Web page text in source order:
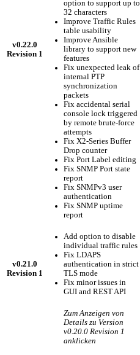
v0.22.0
Revision 1
option to support up to
32 characters
Improve Traffic Rules
table usability
Improve Ansible
library to support new
features
Fix unexpected leak of
internal PTP
synchronization
packets
Fix accidental serial
console lock triggered
by remote brute-force
attempts
Fix X2-Series Buffer
Drop counter
Fix Port Label editing
Fix SNMP Port state
report
Fix SNMPv3 user
authentication
Fix SNMP uptime
report
v0.21.0
Revision 1
Add option to disable
individual traffic rules
Fix LDAPS
authentication in strict
TLS mode
Fix minor issues in
GUI and REST API
Zum Anzeigen von
Details zu Version
v0.20.0 Revision 1
anklicken